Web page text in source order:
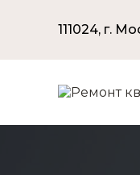
111024, г.